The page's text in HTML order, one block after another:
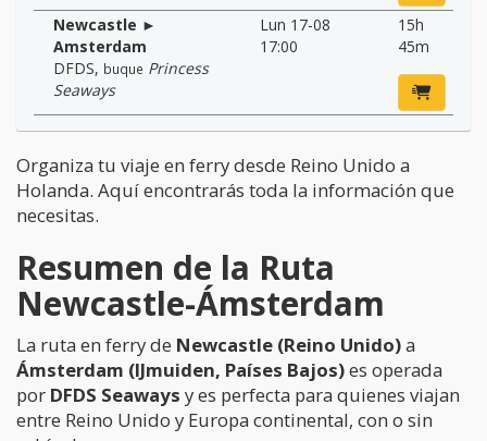
Newcastle ►
Amsterdam
DFDS, buque Princess
Seaways
Lun 17-08
17:00
15h
45m
Organiza tu viaje en ferry desde Reino Unido a
Holanda. Aquí encontrarás toda la información que
necesitas.
Resumen de la Ruta
Newcastle-Ámsterdam
La ruta en ferry de Newcastle (Reino Unido)a
Ámsterdam (IJmuiden, Países Bajos)es operada
por DFDS Seaways y es perfecta para quienes viajan
entre Reino Unido y Europa continental, con o sin